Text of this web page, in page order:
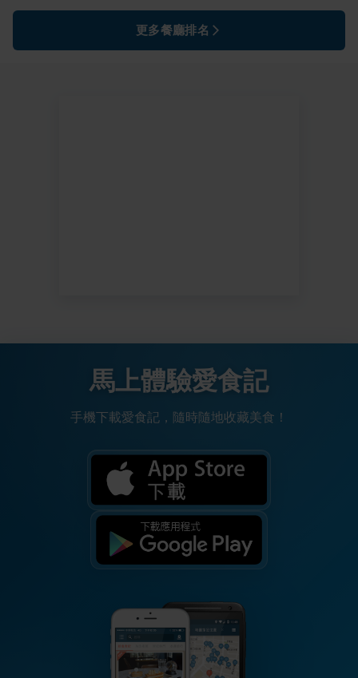
更多餐廳排名
馬上體驗愛食記
手機下載愛食記，隨時隨地收藏美食！